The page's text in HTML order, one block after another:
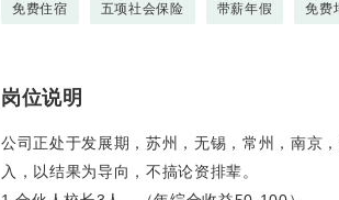
免费住宿 五项社会保险 带薪年假 免费
岗位说明
公司正处于发展期，苏州，无锡，常州，南京
入，以结果为导向，不搞论资排辈。